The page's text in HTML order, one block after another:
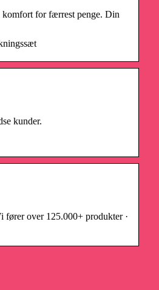
for færrest penge. Din
kunder.
over 125.000+ produkter ·